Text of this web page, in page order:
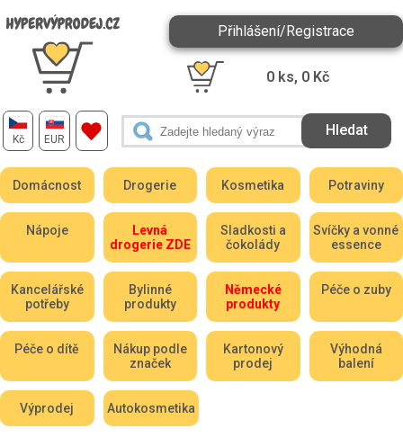
Kč EUR
Přihlášení/Registrace
0 ks, 0 Kč
Domácnost Drogerie Kosmetika Potraviny
Nápoje
Levná
drogerie ZDE
Sladkosti a
čokolády
Svíčky a vonné
essence
Kancelářské
potřeby
Bylinné
produkty
Německé
produkty
Péče o zuby
Péče o dítě
Nákup podle
značek
Kartonový
prodej
Výhodná
balení
Výprodej Autokosmetika